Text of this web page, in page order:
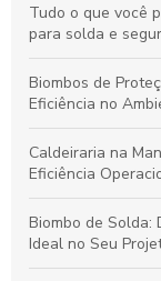
Tudo o que você
para solda e
Biombos de
Eficiência no
Caldeiraria na
Eficiência
Biombo de Solda:
Ideal no Seu